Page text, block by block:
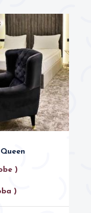
)
)